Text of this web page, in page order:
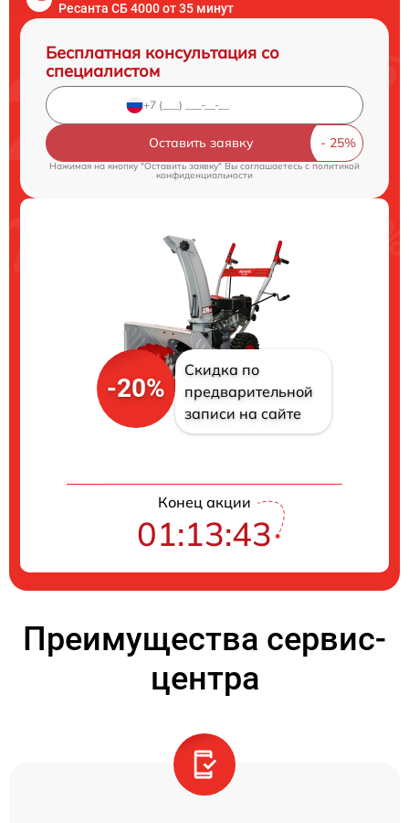
Ресанта СБ 4000 от 35 минут
Бесплатная консультация со
специалистом
Оставить заявку
Нажимая на кнопку "Оставить заявку" Вы соглашаетесь cполитикой
конфиденциальности
-20%
Скидка по
предварительной
записи на сайте
Конец акции
01:13:42
Преимущества сервис-
центра